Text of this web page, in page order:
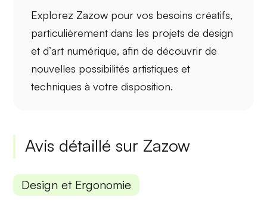
Explorez Zazow pour vos besoins créatifs,
particulièrement dans les projets dedesign
et d’art numérique, afin de découvrir de
nouvelles possibilités artistiques et
techniques à votre disposition.
Avis détaillé sur Zazow
Design et Ergonomie